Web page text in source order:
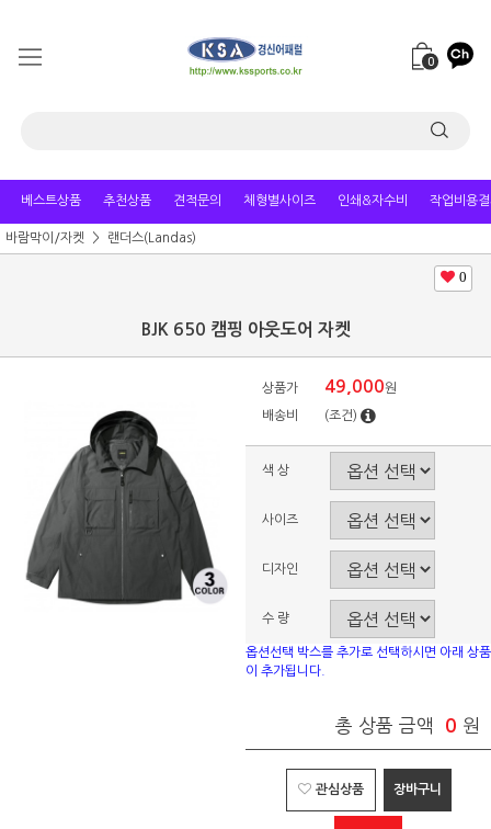
0
베스트상품 추천상품 견적문의 체형별사이즈 인쇄&자수비 작업비용
바람막이/자켓 랜더스(Landas)
0
BJK 650 캠핑 아웃도어 자켓
상품가 49,000원
배송비 (조건)
색 상
사이즈
디자인
수 량
옵션선택 박스를 추가로 선택하시면 아래 상품
이 추가됩니다.
총 상품 금액 0 원
관심상품 장바구니